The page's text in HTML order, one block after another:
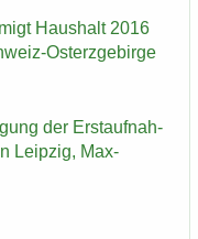
Haus­halt 2016
​Osterzgebirge
der Erst­auf­nah­
Leip­zig, Max-​